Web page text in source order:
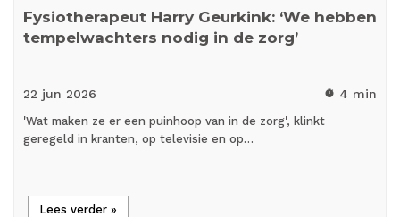
Fysiotherapeut Harry Geurkink: ‘We hebben
tempelwachters nodig in de zorg’
22 jun 2026 timer 4 min
'Wat maken ze er een puinhoop van in de zorg', klinkt
geregeld in kranten, op televisie en op…
Lees verder »